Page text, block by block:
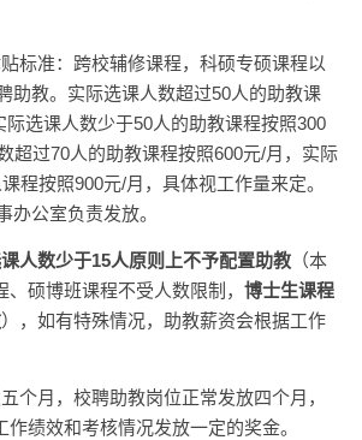
标准：跨校辅修课程，科硕专硕课程以
助教。实际选课人数超过50人的助教课
际选课人数少于50人的助教课程按照300
超过70人的助教课程按照600元/月，实际
程按照900元/月，具体视工作量来定。
办公室负责发放。
人数少于15人原则上不予配置助教 （本
硕博班课程不受人数限制， 博士生课程
），如有特殊情况，助教薪资会根据工作
个月，校聘助教岗位正常发放四个月，
绩效和考核情况发放一定的奖金。